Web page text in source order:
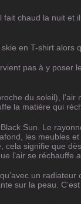
chaud la nuit
en T-shirt
pas à y poser
du soleil),
la matière qui
Sun. Le
les meubles
cela signifie que
l’air se
un
sur la peau.